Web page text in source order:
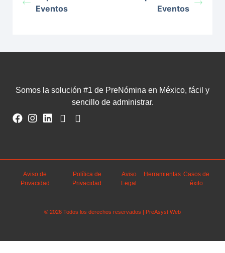
Eventos
Eventos
Somos la solución #1 de PreNómina en México, fácil y
sencillo de administrar.
Aviso de
Privacidad
Política de
Privacidad
Aviso
Legal
Herramientas Casos de
éxito
© 2026 Todos los derechos reservados | PreAsyst Web